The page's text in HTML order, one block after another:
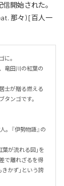
開始された。
那々) [百人一
に。
竜田川の紅葉の
士が贈る燃える
ンゴです。
。『伊勢物語』の
葉が流れる図」を
で離れざるを得
かず」という誇